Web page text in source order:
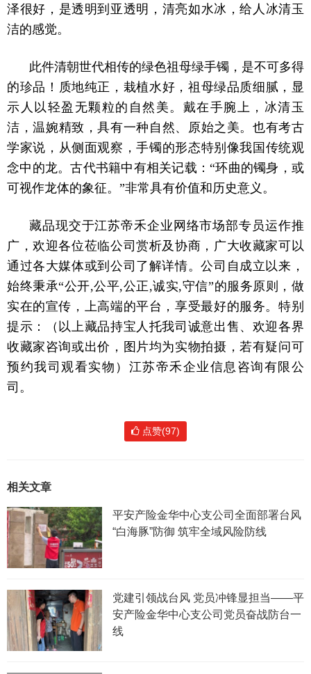
泽很好，是透明到亚透明，清亮如水冰，给人冰清玉
洁的感觉。
此件清朝世代相传的绿色祖母绿手镯，是不可多得
的珍品！质地纯正，栽植水好，祖母绿品质细腻，显
示人以轻盈无颗粒的自然美。戴在手腕上，冰清玉
洁，温婉精致，具有一种自然、原始之美。也有考古
学家说，从侧面观察，手镯的形态特别像我国传统观
念中的龙。古代书籍中有相关记载：“环曲的镯身，或
可视作龙体的象征。”非常具有价值和历史意义。
藏品现交于江苏帝禾企业网络市场部专员运作推
广，欢迎各位莅临公司赏析及协商，广大收藏家可以
通过各大媒体或到公司了解详情。公司自成立以来，
始终秉承“公开,公平,公正,诚实,守信”的服务原则，做
实在的宣传，上高端的平台，享受最好的服务。特别
提示：（以上藏品持宝人托我司诚意出售、欢迎各界
收藏家咨询或出价，图片均为实物拍摄，若有疑问可
预约我司观看实物）江苏帝禾企业信息咨询有限公
司。
点赞(97)
相关文章
平安产险金华中心支公司全面部署台风
“白海豚”防御 筑牢全域风险防线
党建引领战台风 党员冲锋显担当——平
安产险金华中心支公司党员奋战防台一
线